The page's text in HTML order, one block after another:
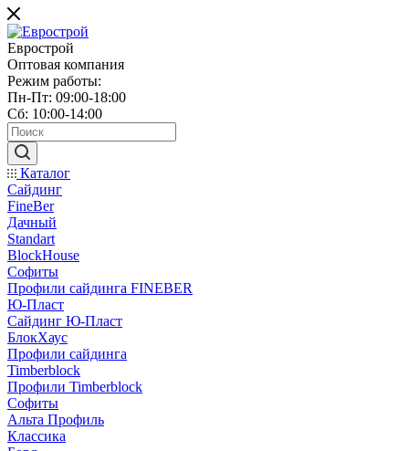
Еврострой
Оптовая компания
Режим работы:
Пн-Пт: 09:00-18:00
Сб: 10:00-14:00
Каталог
Сайдинг
FineBer
Дачный
Standart
BlockHouse
Софиты
Профили сайдинга FINEBER
Ю-Пласт
Сайдинг Ю-Пласт
БлокХаус
Профили сайдинга
Timberblock
Профили Timberblock
Софиты
Альта Профиль
Классика